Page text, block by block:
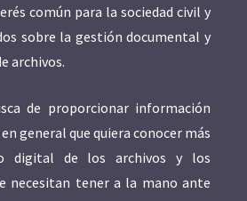
común para la sociedad civil y
sobre la gestión documental y
archivos.
de proporcionar información
general que quiera conocer más
digital de los archivos y los
necesitan tener a la mano ante